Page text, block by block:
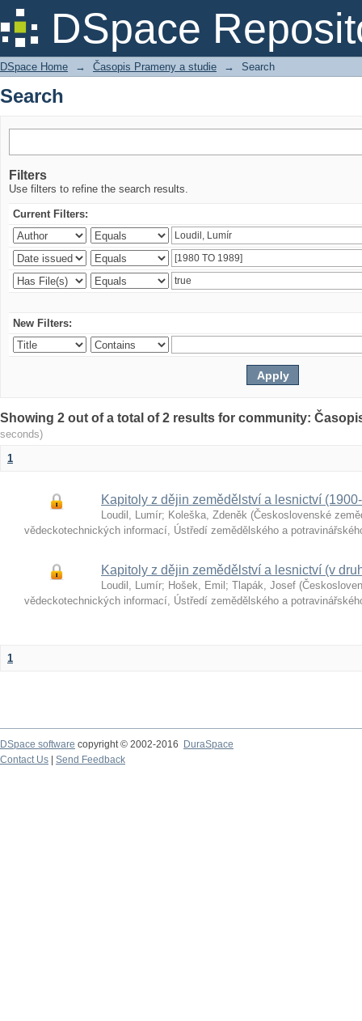
DSpace
Search
DSpace Home → Časopis Prameny a studie → Search
Search
Filters
Use filters to refine the search results.
Current Filters:
New Filters:
Showing 2 out of a total of 2 results for community:
seconds)
1
Kapitoly z dějin zemědělství a lesnictví
Loudil, Lumír; Koleška, Zdeněk (Československé
vědeckotechnických informací, Ústředí zemědělského a
Kapitoly z dějin zemědělství a lesnictví (v
Loudil, Lumír; Hošek, Emil ; Tlapák, Josef (
vědeckotechnických informací, Ústředí zemědělského a
1
DSpace software copyright © 2002-2016
DuraSpace
Contact Us
Send Feedback